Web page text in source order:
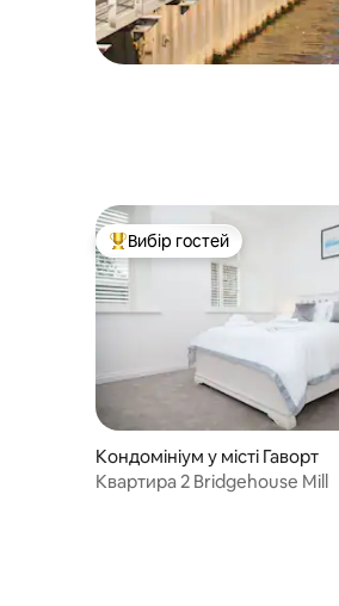
Топ вибір гостей
Вибір гостей
Кондомініум у місті Гаворт
Квартира 2 Bridgehouse Mill